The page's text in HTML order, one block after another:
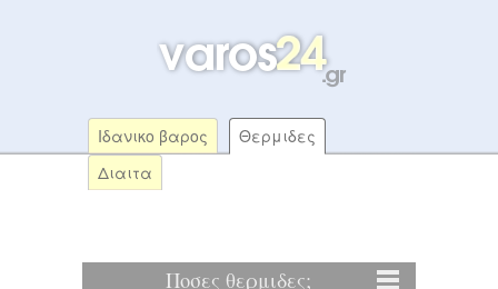
Ιδανικο βαρος
Θερμιδες
Διαιτα
Ποσες θερμιδες;